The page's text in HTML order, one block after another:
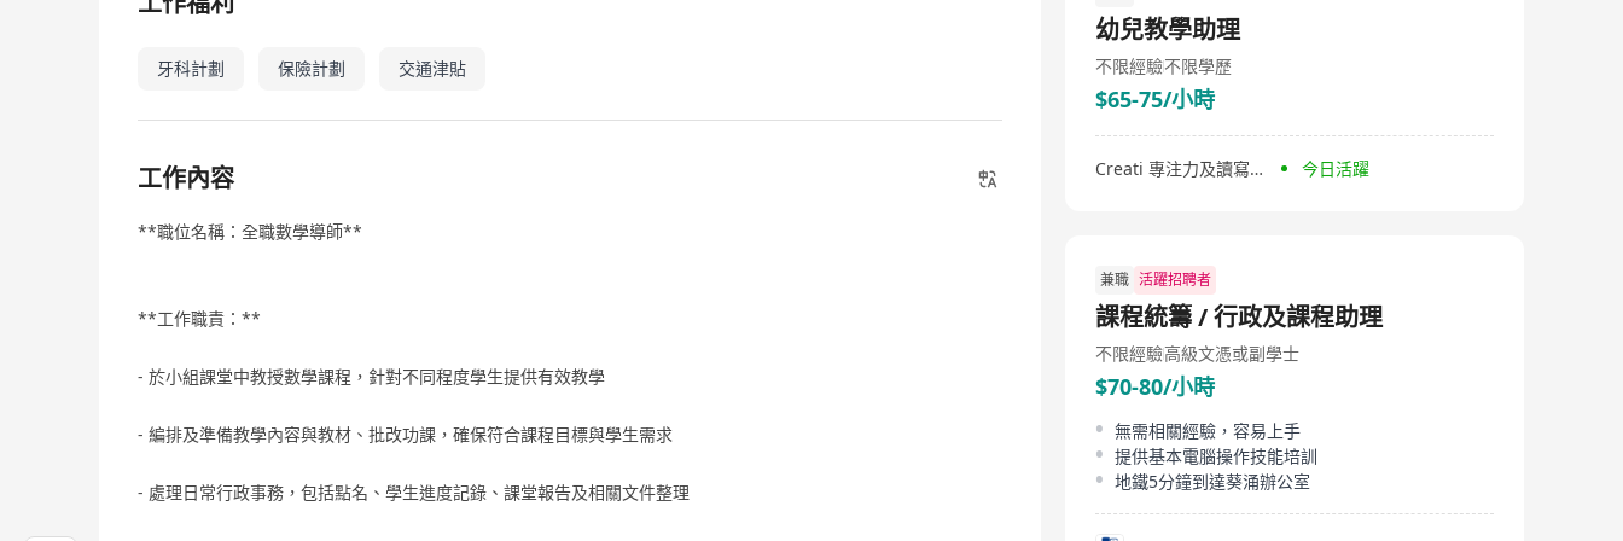
牙科計劃 保險計劃 交通津貼
工作內容
**職位名稱：全職數學導師**
**工作職責：**
- 於小組課堂中教授數學課程，針對不同程度學生提供有效教學
- 編排及準備教學內容與教材、批改功課，確保符合課程目標與學生需求
- 處理日常行政事務，包括點名、學生進度記錄、課堂報告及相關文件整理
數學成績。 一切從理解開始，着重靈活應用，堅拒刻板操
練，乏味重複！ 專業學前評估、度身訂造個人學習計畫、
適時調節學習進度，百分百因材施教！ 數學補習推介No.1
幼兒教學助理
不限經驗不限學歷
$65-75/小時
Creati 專注力及讀寫中心 今日活躍
兼職 活躍招聘者
課程統籌 / 行政及課程助理
不限經驗高級文憑或副學士
$70-80/小時
無需相關經驗，容易上手
提供基本電腦操作技能培訓
地鐵5分鐘到達葵涌辦公室